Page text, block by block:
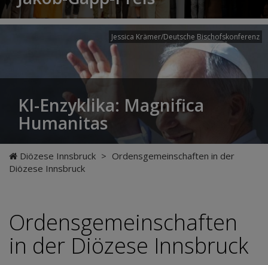
Jessica Krämer/Deutsche Bischofskonferenz
KI-Enzyklika: Magnifica
Humanitas
Diözese Innsbruck > Ordensgemeinschaften in der
Diözese Innsbruck
Ordensgemeinschaften
in der Diözese Innsbruck